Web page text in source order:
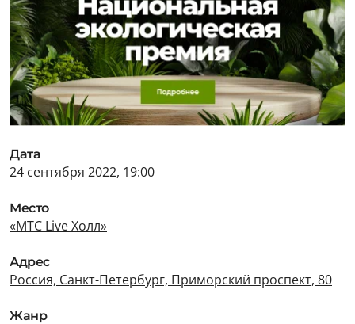
Дата
24 сентября 2022, 19:00
Место
«МТС Live Холл»
Адрес
Россия, Санкт-Петербург, Приморский проспект, 80
Жанр